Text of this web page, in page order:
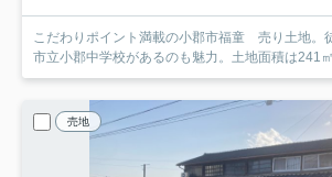
こだわりポイント満載の小郡市福童 売り土地。
市立小郡中学校があるのも魅力。土地面積は241
売地